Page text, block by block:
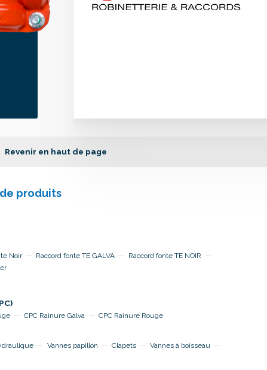
Revenir en haut de page
de produits
Noir Raccord fonte TE GALVA
Raccord fonte TE NOIR
CPC Rainure Galva CPC Rainure Rouge
Vannes papillon Clapets
Vannes à boisseau